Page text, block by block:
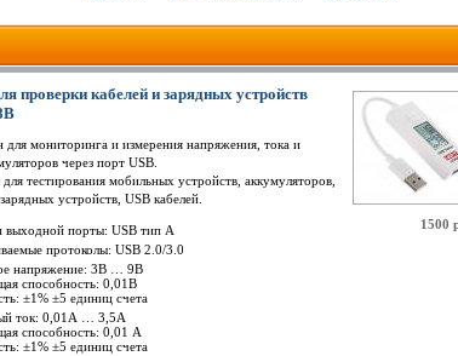
1500
проверки кабелей и зарядных устройств
для мониторинга и измерения напряжения, тока и
через порт USB.
для тестирования мобильных устройств, аккумуляторов,
устройств, USB кабелей.
выходной порты: USB тип А
протоколы: USB 2.0/3.0
напряжение: 3В … 9В
способность: 0,01В
±1% ±5 единиц счета
ток: 0,01А … 3,5А
способность: 0,01 А
±1% ±5 единиц счета